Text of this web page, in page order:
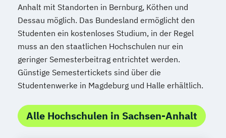
Anhalt mit Standorten in Bernburg, Köthen und
Dessau möglich. Das Bundesland ermöglicht den
Studenten ein kostenloses Studium, in der Regel
muss an den staatlichen Hochschulen nur ein
geringer Semesterbeitrag entrichtet werden.
Günstige Semestertickets sind über die
Studentenwerke in Magdeburg und Halle erhältlich.
Alle Hochschulen in Sachsen-Anhalt